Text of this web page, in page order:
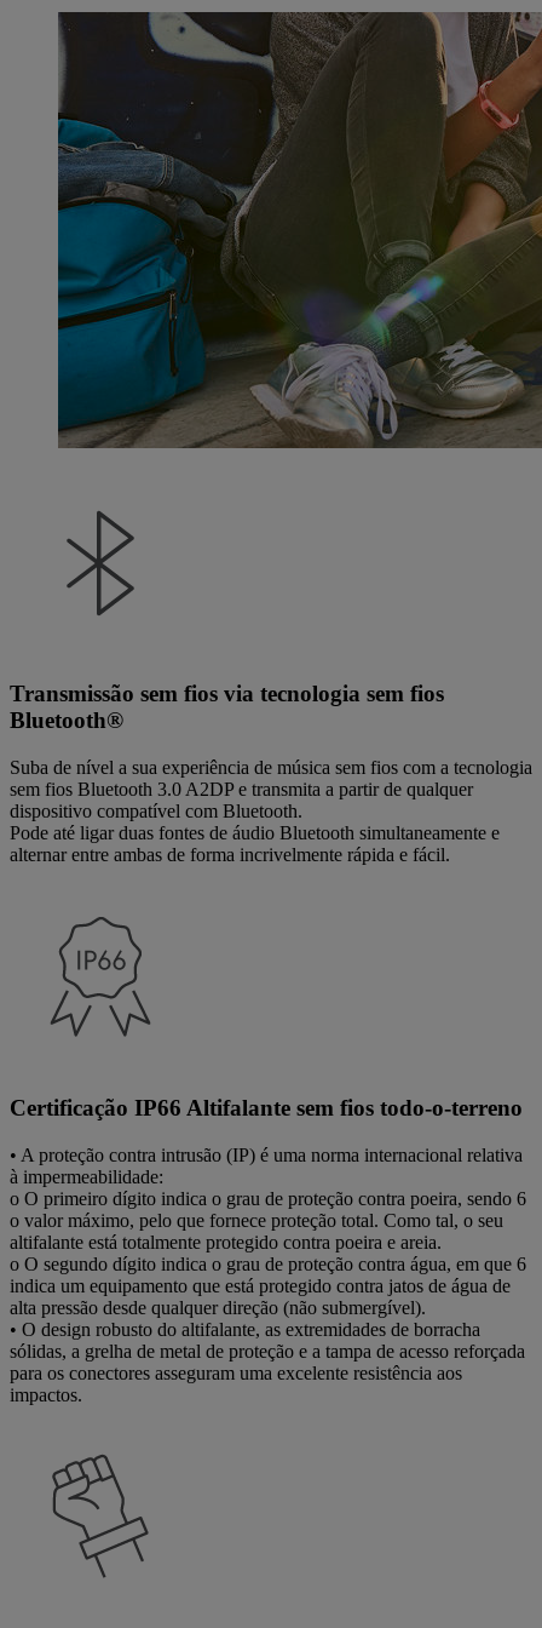
Transmissão sem fios via tecnologia sem fios
Bluetooth®
Suba de nível a sua experiência de música sem fios com a tecnologia
sem fios Bluetooth 3.0 A2DP e transmita a partir de qualquer
dispositivo compatível com Bluetooth.
Pode até ligar duas fontes de áudio Bluetooth simultaneamente e
alternar entre ambas de forma incrivelmente rápida e fácil.
Certificação IP66 Altifalante sem fios todo-o-terreno
• A proteção contra intrusão (IP) é uma norma internacional relativa
à impermeabilidade:
o O primeiro dígito indica o grau de proteção contra poeira, sendo 6
o valor máximo, pelo que fornece proteção total. Como tal, o seu
altifalante está totalmente protegido contra poeira e areia.
o O segundo dígito indica o grau de proteção contra água, em que 6
indica um equipamento que está protegido contra jatos de água de
alta pressão desde qualquer direção (não submergível).
• O design robusto do altifalante, as extremidades de borracha
sólidas, a grelha de metal de proteção e a tampa de acesso reforçada
para os conectores asseguram uma excelente resistência aos
impactos.